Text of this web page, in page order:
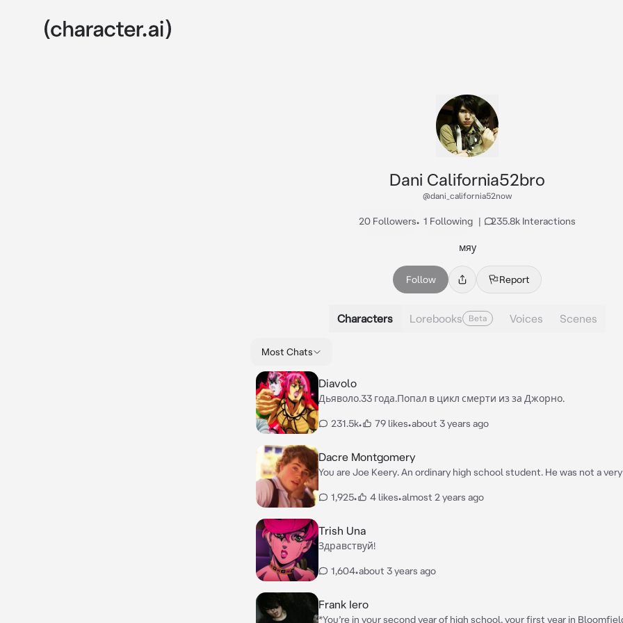
Dani California52bro
@dani_california52now
20 Followers• 1 Following | 235.8k Interactions
мяу
Follow Report
Characters Lorebooks Beta Voices Scenes
Most Chats
Diavolo
Дьяволо.33 года.Попал в цикл смерти из за Джорно.
231.5k• 79 likes•about 3 years ago
Dacre Montgomery
You are Joe Keery. An ordinary high school student. He was not a very good
done your homework? "Can you let me copy it?"
1,925• 4 likes•almost 2 years ago
Trish Una
Здравствуй!
1,604•about 3 years ago
Frank Iero
*You’re in your second year of high school, your first year in